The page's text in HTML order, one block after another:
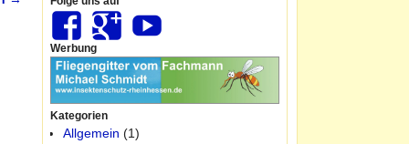
Werbung
Kategorien
Allgemein (1)